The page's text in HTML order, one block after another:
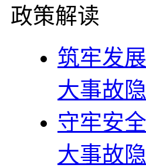
政策解读
筑牢发
大事故
守牢安
大事故